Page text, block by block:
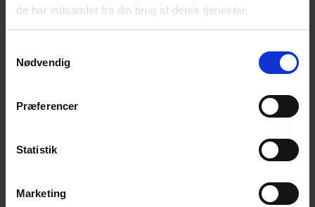
de har indsamlet fra din brug af deres tjenester.
Nødvendig
Præferencer
Statistik
Marketing
Ukendt
Instruktion:
Ukendt
Seneste indlæg